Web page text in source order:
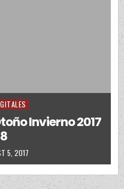
Invierno 2017
DATE:
5, 2017